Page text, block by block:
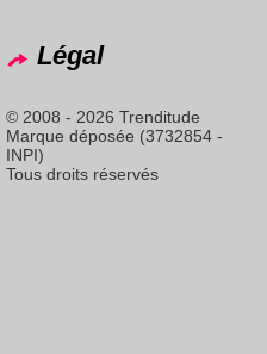
Légal
© 2008 - 2026 Trenditude
Marque déposée (3732854 -
INPI)
Tous droits réservés